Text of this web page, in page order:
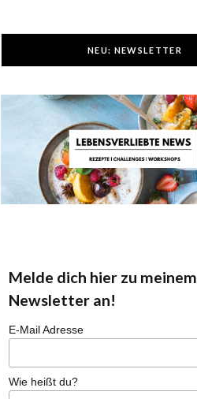
NEU: NEWSLETTER
Melde dich hier zu meinem
Newsletter an!
E-Mail Adresse
Wie heißt du?